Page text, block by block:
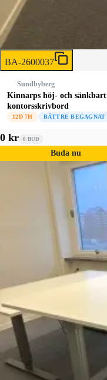
BA-2600037
Sundbyberg
Kinnarps höj- och
kontorsskrivbord
12D 7H BÄTTRE BEGAGNAT
0 kr 0 BUD
Buda nu